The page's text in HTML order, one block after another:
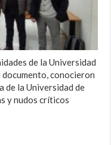
de la Universidad
conocieron
de la Universidad de
y nudos críticos